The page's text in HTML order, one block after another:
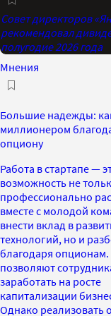
Совет директоров
рекомендовал
полугодие 2026 года
Мнения
Большие надежды:
миллионером
опциону
Работа в стартапе —
возможность не
профессионально
вместе с молодой
внести вклад в
технологий, но и
благодаря
позволяют
заработать на росте
капитализации
Однако реализовать